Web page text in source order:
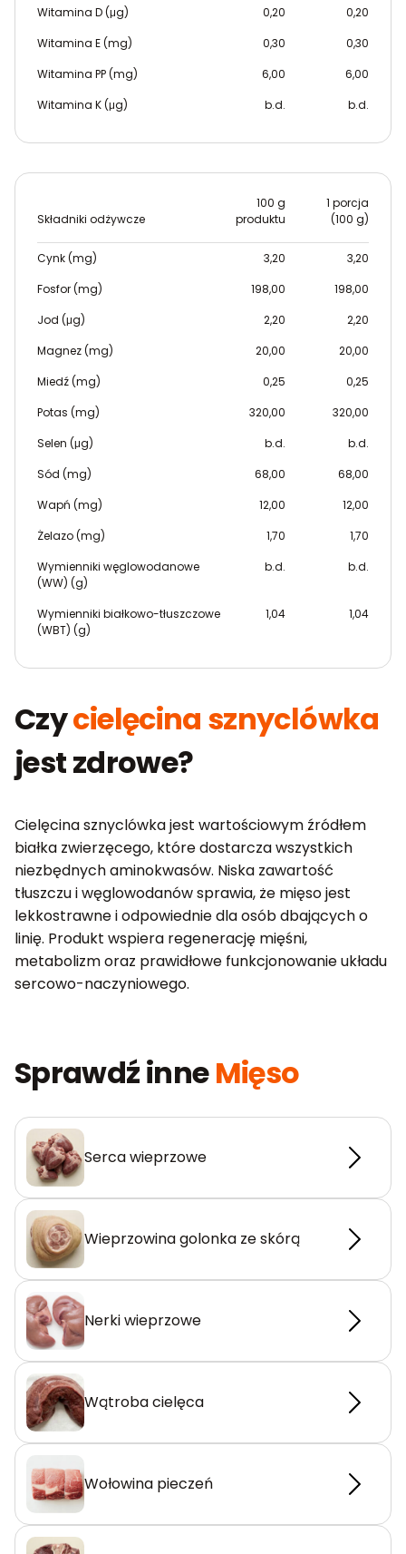
Witamina D (μg) 0,20
0,20
Witamina E (mg)
0,30
0,30
Witamina PP (mg)
6,00
6,00
Witamina K (μg)
b.d. b.d.
Składniki odżywcze
100 g
produktu
1 porcja
(100 g)
Cynk (mg) 3,20
3,20
Fosfor (mg)
198,00
198,00
Jod (μg)
2,20
2,20
Magnez (mg)
20,00
20,00
Miedź (mg)
0,25
0,25
Potas (mg)
320,00
320,00
Selen (μg)
b.d.
b.d.
Sód (mg)
68,00
68,00
Wapń (mg)
12,00
12,00
Żelazo (mg)
1,70
1,70
Wymienniki węglowodanowe
(WW) (g)
b.d. b.d.
Wymienniki białkowo-tłuszczowe
(WBT) (g)
1,04 1,04
Czycielęcina sznyclówka
jest zdrowe?
Cielęcina sznyclówka jest wartościowym źródłem
białka zwierzęcego, które dostarcza wszystkich
niezbędnych aminokwasów. Niska zawartość
tłuszczu i węglowodanów sprawia, że mięso jest
lekkostrawne i odpowiednie dla osób dbających o
linię. Produkt wspiera regenerację mięśni,
metabolizm oraz prawidłowe funkcjonowanie układu
sercowo-naczyniowego.
Sprawdź inneMięso
Serca wieprzowe
Wieprzowina golonka ze skórą
Nerki wieprzowe
Wątroba cielęca
Wołowina pieczeń